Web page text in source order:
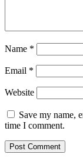
Name *
Email *
Website
Save my name,
time I comment.